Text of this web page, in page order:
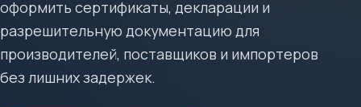
оформить сертификаты, декларации и
разрешительную документацию для
производителей, поставщиков и импортеров
без лишних задержек.